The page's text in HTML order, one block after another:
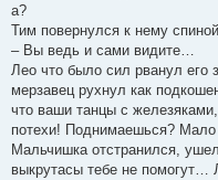
а?
Тим повернулся к нему
– Вы ведь и сами видите…
Лео что было сил рванул его
мерзавец рухнул как
что ваши танцы с
потехи! Поднимаешься?
Мальчишка отстранился,
выкрутасы тебе не помогут…